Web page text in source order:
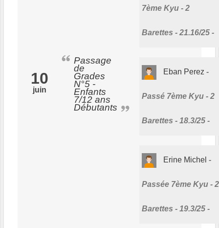
10
juin
Passage
de
Grades
N°5 -
Enfants
7/12 ans
Débutants
7ème Kyu - 2
Barettes - 21.16/25 -
Eban Perez
Passé 7ème Kyu - 2
Barettes - 18.3/25 -
Erine Michel
Passée 7ème Kyu - 2
Barettes - 19.3/25 -